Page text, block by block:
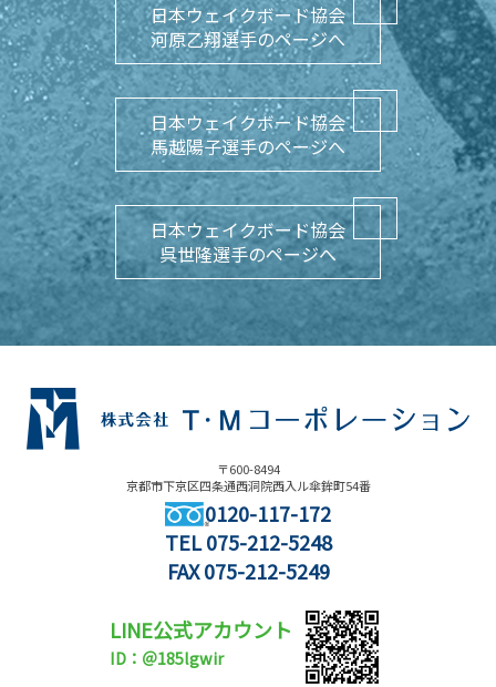
日本ウェイクボード協会
河原乙翔選手のページへ
日本ウェイクボード協会
馬越陽子選手のページへ
日本ウェイクボード協会
呉世隆選手のページへ
〒600-8494
京都市下京区四条通西洞院西入ル傘鉾町54番
0120-117-172
TEL075-212-5248
FAX 075-212-5249
LINE公式アカウント
ID：＠185lgwir